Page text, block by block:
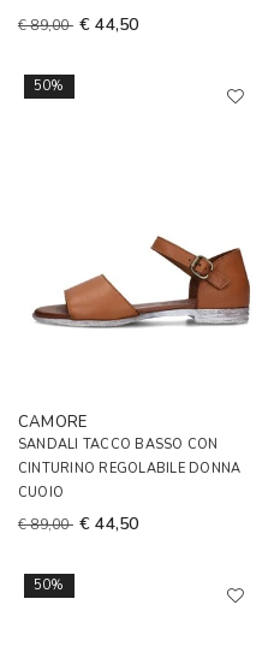
€ 89,00 € 44,50
50%
CAMORE
SANDALI TACCO BASSO CON
CINTURINO REGOLABILE DONNA
CUOIO
€ 89,00 € 44,50
50%